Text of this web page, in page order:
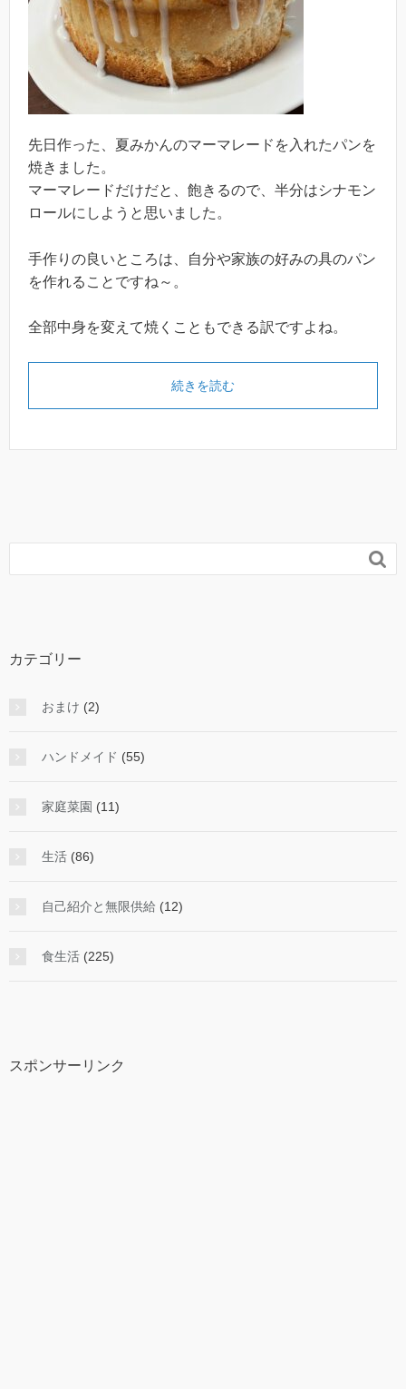
先日作った、夏みかんのマーマレードを入れたパンを
焼きました。
マーマレードだけだと、飽きるので、半分はシナモン
ロールにしようと思いました。
手作りの良いところは、自分や家族の好みの具のパン
を作れることですね～。
全部中身を変えて焼くこともできる訳ですよね。
続きを読む

カテゴリー
おまけ (2)
ハンドメイド (55)
家庭菜園 (11)
生活 (86)
自己紹介と無限供給 (12)
食生活 (225)
スポンサーリンク